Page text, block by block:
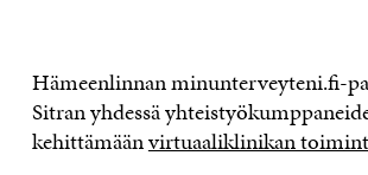
Hämeenlinnan minunterveyteni.fi-
Sitran yhdessä
kehittämäänvirtuaaliklinikan